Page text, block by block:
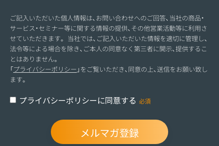
ご記入いただいた個人情報は、お問い合わせへのご回答、当社の商品・
サービス・セミナー等に関する情報の提供、その他営業活動等に利用さ
せていただきます。 当社では、ご記入いただいた情報を適切に管理し、
法令等による場合を除き、ご本人の同意なく第三者に開示、提供するこ
とはありません。
「プライバシーポリシー 」をご覧いただき、同意の上、送信をお願い致し
ます。
プライバシーポリシーに同意する